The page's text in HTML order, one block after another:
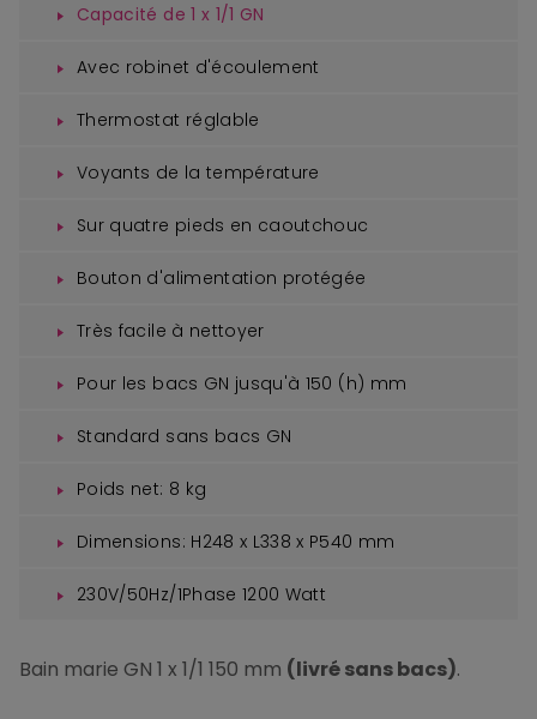
Capacité de 1 x 1/1 GN
Avec robinet d'écoulement
Thermostat réglable
Voyants de la température
Sur quatre pieds en caoutchouc
Bouton d'alimentation protégée
Très facile à nettoyer
Pour les bacs GN jusqu'à 150 (h) mm
Standard sans bacs GN
Poids net: 8 kg
Dimensions: H248 x L338 x P540 mm
230V/50Hz/1Phase 1200 Watt
Bain marie GN 1 x 1/1 150 mm (livré sans bacs).